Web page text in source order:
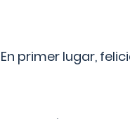
En primer lugar,